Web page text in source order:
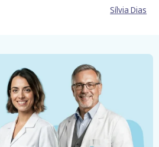
Sílvia Dias